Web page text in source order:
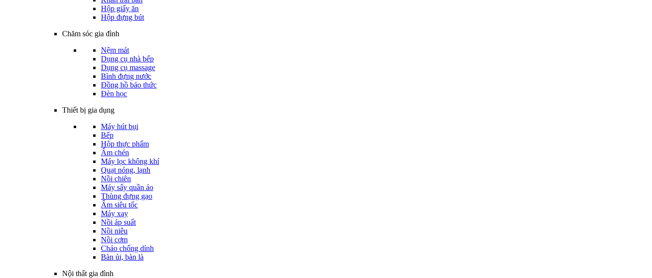
Hộp giấy ăn
Hộp đựng bút
Chăm sóc gia đình
Nệm mát
Dụng cụ nhà bếp
Dụng cụ massage
Bình đựng nước
Đồng hồ báo thức
Đèn học
Thiết bị gia dụng
Máy hút bụi
Bếp
Hộp thực phẩm
Ấm chén
Máy lọc không khí
Quạt nóng, lạnh
Nồi chiên
Máy sấy quần áo
Thùng đựng gạo
Ấm siêu tốc
Máy xay
Nồi áp suất
Nồi niêu
Nồi cơm
Chảo chống dính
Bàn ủi, bàn là
Nội thất gia đình